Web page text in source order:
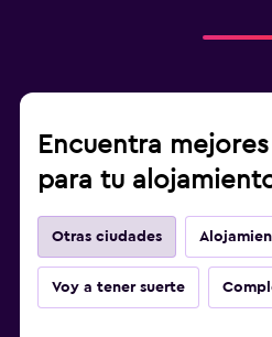
Encuentra
para tu
Otras ciudades
Voy a tener suerte